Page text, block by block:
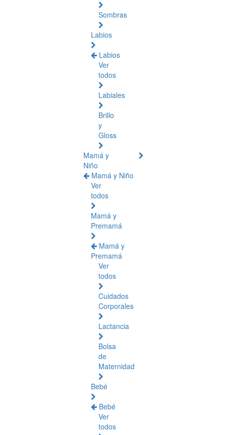
Sombras
Labios
Labios
Ver
todos
Labiales
Brillo
y
Gloss
Mamá y
Niño
Mamá y Niño
Ver
todos
Mamá y
Premamá
Mamá y
Premamá
Ver
todos
Cuidados
Corporales
Lactancia
Bolsa
de
Maternidad
Bebé
Bebé
Ver
todos